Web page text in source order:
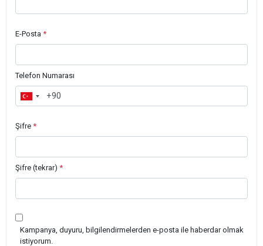
E-Posta *
Telefon Numarası
Şifre *
Şifre (tekrar) *
Kampanya, duyuru, bilgilendirmelerden e-posta ile haberdar olmak
istiyorum.